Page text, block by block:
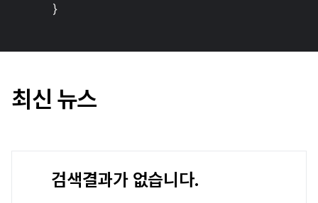
}
최신 뉴스
검색결과가 없습니다.